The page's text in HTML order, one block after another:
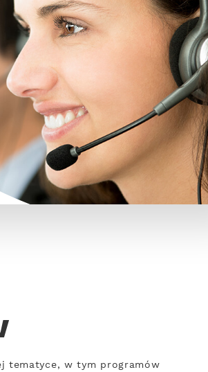
tematyce, w tym programów